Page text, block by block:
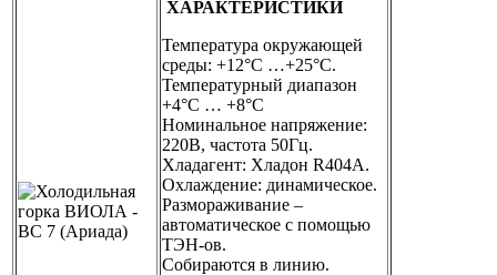
ХАРАКТЕРИСТИКИ
Температура окружающей
среды: +12°С …+25°С.
Температурный диапазон
+4°С … +8°С
Номинальное напряжение:
220В, частота 50Гц.
Хладагент: Хладон R404А.
Охлаждение: динамическое.
Размораживание –
автоматическое с помощью
ТЭН-ов.
Собираются в линию.